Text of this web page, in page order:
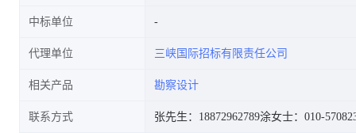
中标单位
代理单位 三峡国际招标有限责任公司
相关产品 勘察设计
联系方式 张先生：18872962789涂女士：010-